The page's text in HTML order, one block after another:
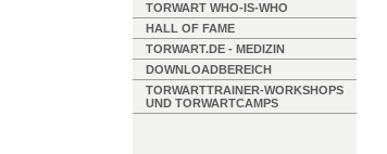
TORWART WHO-IS-WHO
HALL OF FAME
TORWART.DE - MEDIZIN
DOWNLOADBEREICH
TORWARTTRAINER-WORKSHOPS
UND TORWARTCAMPS